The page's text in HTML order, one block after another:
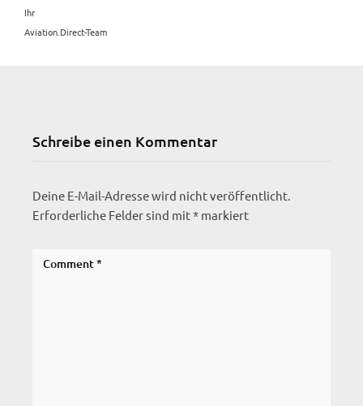
Ihr
Aviation.Direct-Team
Schreibe einen Kommentar
Deine E-Mail-Adresse wird nicht veröffentlicht.
Erforderliche Felder sind mit* markiert